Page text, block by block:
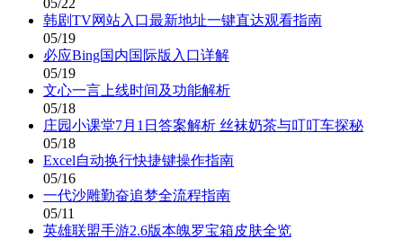
韩剧TV网站入口最新地址一键直达观看指南
05/19
必应Bing国内国际版入口详解
05/19
文心一言上线时间及功能解析
05/18
庄园小课堂7月1日答案解析 丝袜奶茶与叮叮车探秘
05/18
Excel自动换行快捷键操作指南
05/16
一代沙雕勤奋追梦全流程指南
05/11
英雄联盟手游2.6版本魄罗宝箱皮肤全览